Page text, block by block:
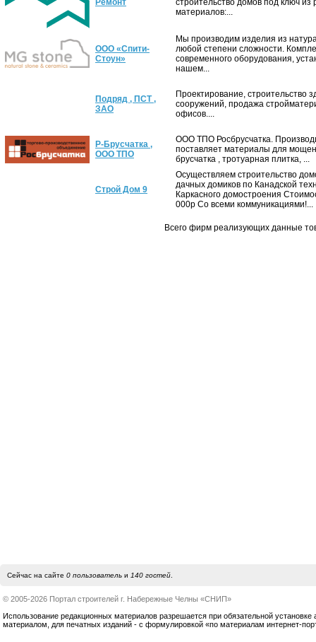
Ремонт
строительство домов под ключ из
материалов:...
ООО «Спити-
Стоун»
Мы производим изделия из
любой степени сложности.
современного оборудования,
нашем...
Подряд , ПСТ ,
ЗАО
Проектирование, строительство
сооружений, продажа
офисов....
Р-Брусчатка ,
ООО ТПО
ООО ТПО Росбрусчатка.
поставляет материалы для
брусчатка , тротуарная плитка, ...
Строй Дом 9
Осуществляем строительство
дачных домиков по Канадской
Каркасного домостроения
000р Со всеми коммуникациями!...
Всего фирм реализующих данные
Сейчас на сайте 0 пользовательи 140 гостей.
© 2005-2026 Портал строителей г. Набережные Челны «СНИП»
Использование редакционных материалов разрешается при обязательной установке
материалом, для печатных изданий - с формулировкой «по материалам интернет-